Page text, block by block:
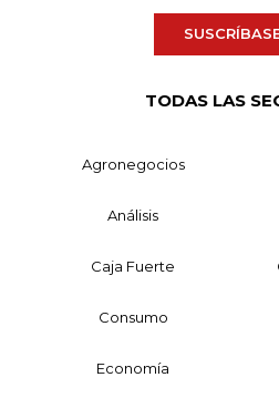
TODAS LAS
Agronegocios
Análisis
Caja Fuerte
Consumo
Economía